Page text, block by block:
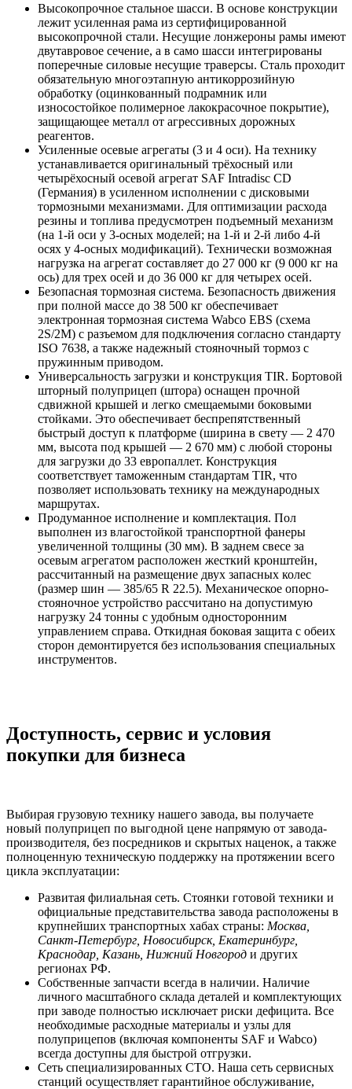
Высокопрочное стальное шасси. В основе конструкции
лежит усиленная рама из сертифицированной
высокопрочной стали. Несущие лонжероны рамы имеют
двутавровое сечение, а в само шасси интегрированы
поперечные силовые несущие траверсы. Сталь проходит
обязательную многоэтапную антикоррозийную
обработку (оцинкованный подрамник или
износостойкое полимерное лакокрасочное покрытие),
защищающее металл от агрессивных дорожных
реагентов.
Усиленные осевые агрегаты (3 и 4 оси). На технику
устанавливается оригинальный трёхосный или
четырёхосный осевой агрегат SAF Intradisc CD
(Германия) в усиленном исполнении с дисковыми
тормозными механизмами. Для оптимизации расхода
резины и топлива предусмотрен подъемный механизм
(на 1-й оси у 3-осных моделей; на 1-й и 2-й либо 4-й
осях у 4-осных модификаций). Технически возможная
нагрузка на агрегат составляет до 27 000 кг (9 000 кг на
ось) для трех осей и до 36 000 кг для четырех осей.
Безопасная тормозная система. Безопасность движения
при полной массе до 38 500 кг обеспечивает
электронная тормозная система Wabco EBS (схема
2S/2M) с разъемом для подключения согласно стандарту
ISO 7638, а также надежный стояночный тормоз с
пружинным приводом.
Универсальность загрузки и конструкция TIR. Бортовой
шторный полуприцеп (штора) оснащен прочной
сдвижной крышей и легко смещаемыми боковыми
стойками. Это обеспечивает беспрепятственный
быстрый доступ к платформе (ширина в свету — 2 470
мм, высота под крышей — 2 670 мм) с любой стороны
для загрузки до 33 европаллет. Конструкция
соответствует таможенным стандартам TIR, что
позволяет использовать технику на международных
маршрутах.
Продуманное исполнение и комплектация. Пол
выполнен из влагостойкой транспортной фанеры
увеличенной толщины (30 мм). В заднем свесе за
осевым агрегатом расположен жесткий кронштейн,
рассчитанный на размещение двух запасных колес
(размер шин — 385/65 R 22.5). Механическое опорно-
стояночное устройство рассчитано на допустимую
нагрузку 24 тонны с удобным односторонним
управлением справа. Откидная боковая защита с обеих
сторон демонтируется без использования специальных
инструментов.
Доступность, сервис и условия
покупки для бизнеса
Выбирая грузовую технику нашего завода, вы получаете
новый полуприцеп по выгодной цене напрямую от завода-
производителя, без посредников и скрытых наценок, а также
полноценную техническую поддержку на протяжении всего
цикла эксплуатации:
Развитая филиальная сеть. Стоянки готовой техники и
официальные представительства завода расположены в
крупнейших транспортных хабах страны: Москва,
Санкт-Петербург, Новосибирск, Екатеринбург,
Краснодар, Казань, Нижний Новгород и других
регионах РФ.
Собственные запчасти всегда в наличии. Наличие
личного масштабного склада деталей и комплектующих
при заводе полностью исключает риски дефицита. Все
необходимые расходные материалы и узлы для
полуприцепов (включая компоненты SAF и Wabco)
всегда доступны для быстрой отгрузки.
Сеть специализированных СТО. Наша сеть сервисных
станций осуществляет гарантийное обслуживание,